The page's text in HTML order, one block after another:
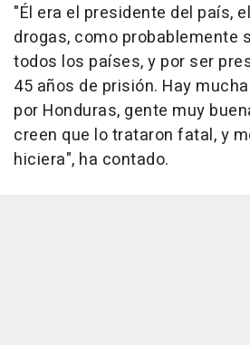
"Él era el presidente del país,
drogas, como probablemente
todos los países, y por ser
45 años de prisión. Hay
por Honduras, gente muy
creen que lo trataron fatal, y
hiciera", ha contado.